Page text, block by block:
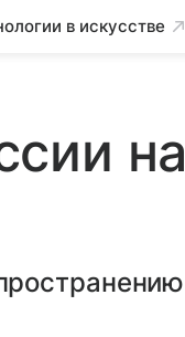
в искусстве
на